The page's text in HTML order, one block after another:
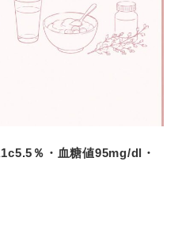
％・血糖値95mg/dl・